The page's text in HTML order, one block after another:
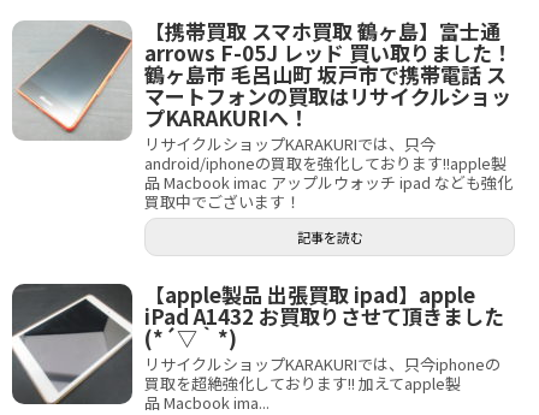
【携帯買取 スマホ買取 鶴ヶ島】富士通
arrows F-05J レッド 買い取りました！
鶴ヶ島市 毛呂山町 坂戸市で携帯電話 ス
マートフォンの買取はリサイクルショッ
プKARAKURIへ！
リサイクルショップKARAKURIでは、只今
android/iphoneの買取を強化しております!!apple製
品 Macbook imac アップルウォッチ ipad なども強化
買取中でございます！
記事を読む
【apple製品 出張買取 ipad】apple
iPad A1432 お買取りさせて頂きました
(*´▽｀*)
リサイクルショップKARAKURIでは、只今iphoneの
買取を超絶強化しております!! 加えてapple製
品 Macbook ima...